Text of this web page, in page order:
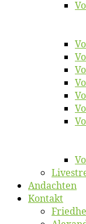
An­dach­ten
Kon­takt